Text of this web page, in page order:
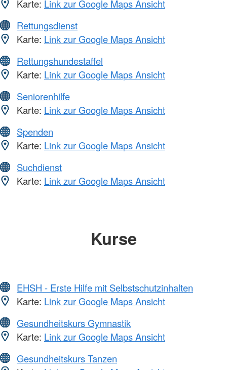
Karte: Link zur Google Maps Ansicht
Rettungsdienst
Karte: Link zur Google Maps Ansicht
Rettungshundestaffel
Karte: Link zur Google Maps Ansicht
Seniorenhilfe
Karte: Link zur Google Maps Ansicht
Spenden
Karte: Link zur Google Maps Ansicht
Suchdienst
Karte: Link zur Google Maps Ansicht
Kurse
EHSH - Erste Hilfe mit Selbstschutzinhalten
Karte: Link zur Google Maps Ansicht
Gesundheitskurs Gymnastik
Karte: Link zur Google Maps Ansicht
Gesundheitskurs Tanzen